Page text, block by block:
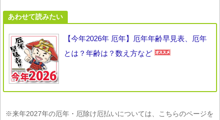
あわせて読みたい
【今年2026年 厄年】厄年年齢早見表、厄年
とは？年齢は？数え方など
※来年2027年の厄年・厄除け厄払いについては、こちらのページを